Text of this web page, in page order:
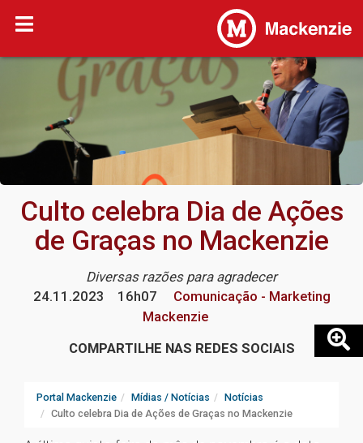
Culto celebra Dia de Ações
de Graças no Mackenzie
Diversas razões para agradecer
24.11.2023
16h07
Comunicação - Marketing
Mackenzie
COMPARTILHE NAS REDES SOCIAIS
Portal Mackenzie Mídias / Notícias
Notícias
Culto celebra Dia de Ações de Graças no Mackenzie